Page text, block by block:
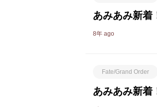
あみあみ新着
8年 ago
Fate/Grand Order
あみあみ新